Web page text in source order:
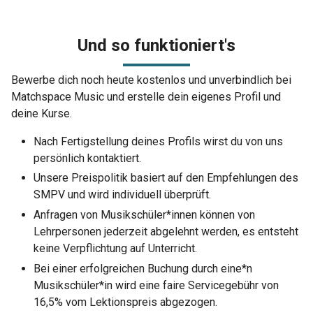
Und so funktioniert's
Bewerbe dich noch heute kostenlos und unverbindlich bei
Matchspace Music und erstelle dein eigenes Profil und
deine Kurse.
Nach Fertigstellung deines Profils wirst du von uns
persönlich kontaktiert.
Unsere Preispolitik basiert auf den Empfehlungen des
SMPV und wird individuell überprüft.
Anfragen von Musikschüler*innen können von
Lehrpersonen jederzeit abgelehnt werden, es entsteht
keine Verpflichtung auf Unterricht.
Bei einer erfolgreichen Buchung durch eine*n
Musikschüler*in wird eine faire Servicegebühr von
16,5% vom Lektionspreis abgezogen.